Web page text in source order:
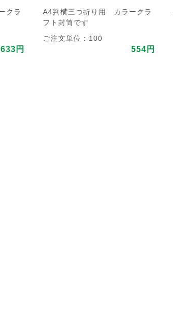
クラ
633円
A4判横三つ折り用 カラークラ
フト封筒です
ご注文単位：100
554円